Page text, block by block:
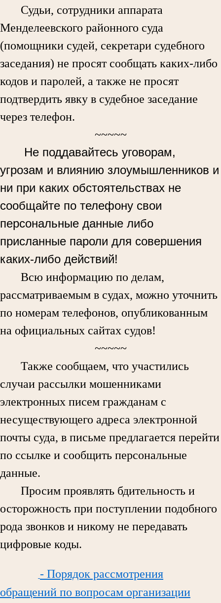
Судьи, сотрудники аппарата
Менделеевского районного суда
(помощники судей, секретари судебного
заседания) не просят сообщать каких-либо
кодов и паролей, а также не просят
подтвердить явку в судебное заседание
через телефон.
~~~~~
Не поддавайтесь уговорам,
угрозам и влиянию злоумышленников и
ни при каких обстоятельствах не
сообщайте по телефону свои
персональные данные либо
присланные пароли для совершения
каких-либо действий!
Всю информацию по делам,
рассматриваемым в судах, можно уточнить
по номерам телефонов, опубликованным
на официальных сайтах судов!
~~~~~
Также сообщаем, что участились
случаи рассылки мошенниками
электронных писем гражданам с
несуществующего адреса электронной
почты суда, в письме предлагается перейти
по ссылке и сообщить персональные
данные.
Просим проявлять бдительность и
осторожность при поступлении подобного
рода звонков и никому не передавать
цифровые коды.
- Порядок рассмотрения
обращений по вопросам организации